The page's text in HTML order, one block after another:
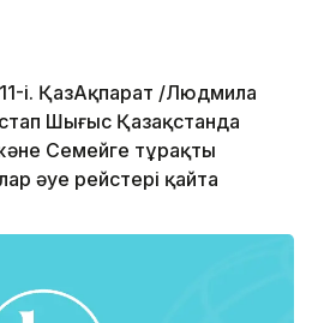
і. ҚазАқпарат /Людмила
Шығыс Қазақстанда
Семейге тұрақты
әуе рейстері қайта